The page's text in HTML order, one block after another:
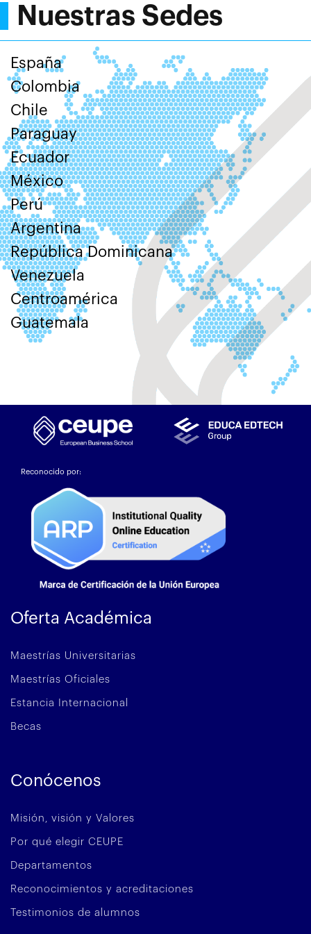
Nuestras Sedes
España
Colombia
Chile
Paraguay
Ecuador
México
Perú
Argentina
República Dominicana
Venezuela
Centroamérica
Guatemala
Reconocido por:
Oferta Académica
Maestrías Universitarias
Maestrías Oficiales
Estancia Internacional
Becas
Conócenos
Misión, visión y Valores
Por qué elegir CEUPE
Departamentos
Reconocimientos y acreditaciones
Testimonios de alumnos